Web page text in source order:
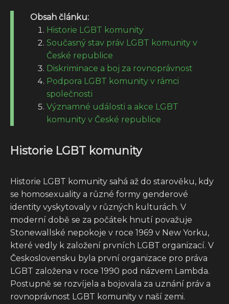
Obsah článku:
Historie LGBT komunity
Současný stav práv LGBT komunity v
České republice
Diskriminace a boj za rovnoprávnost
Podpora LGBT komunity v rámci
společnosti
Významné události a akce LGBT
komunity v České republice
Historie LGBT komunity
Historie LGBT komunity sahá až do starověku, kdy
se homosexuality a různé formy genderové
identity vyskytovaly v různých kulturách. V
moderní době se za počátek hnutí považuje
Stonewallské nepokoje v roce 1969 v New Yorku,
které vedly k založení prvních LGBT organizací. V
Československu byla první organizace pro práva
LGBT založena v roce 1990 pod názvem Lambda.
Postupně se rozvíjela a bojovala za uznání práv a
rovnoprávnost LGBT komunity v naší zemi.